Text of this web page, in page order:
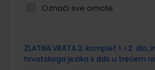
Označi sve omote
proizvodi
ZLATNA VRATA 3; komplet 1. i 2.
hrvatskoga jezika s dds u trećem